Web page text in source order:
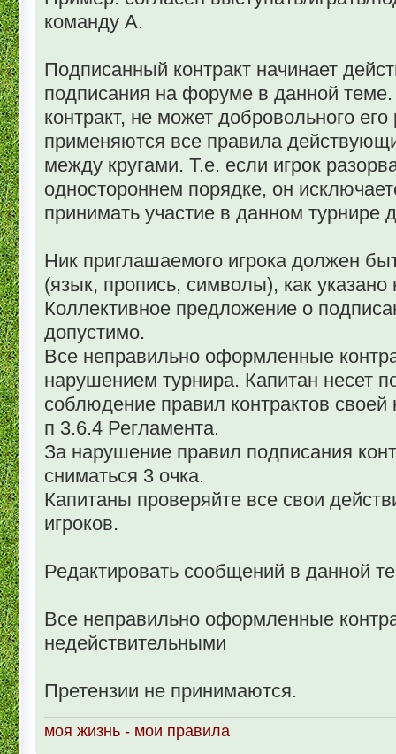
команду А.
Подписанный контракт начинает
подписания на форуме в данной
контракт, не может добровольного
применяются все правила
между кругами. Т.е. если игрок
одностороннем порядке, он
принимать участие в данном турнире
Ник приглашаемого игрока должен
(язык, пропись, символы), как указано
Коллективное предложение о
допустимо.
Все неправильно оформленные
нарушением турнира. Капитан несет
соблюдение правил контрактов
п 3.6.4 Регламента.
За нарушение правил подписания
сниматься 3 очка.
Капитаны проверяйте все свои
игроков.
Редактировать сообщений в данной
Все неправильно оформленные
недействительными
Претензии не принимаются.
моя жизнь - мои правила